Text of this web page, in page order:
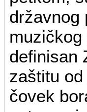
državnog
definisan
zaštitu
čovek